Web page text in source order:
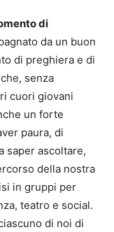
di
da un buon
di preghiera e di
senza
cuori giovani
un forte
paura, di
saper ascoltare,
della nostra
in gruppi per
teatro e social.
di noi di